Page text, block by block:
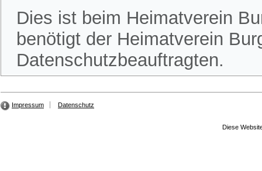
Dies ist beim Heimatverein
benötigt der Heimatverein
Datenschutzbeauftragten.
Impressum Datenschutz
Diese